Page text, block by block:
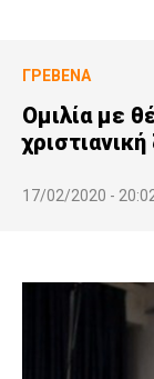
ΓΡΕΒΕΝΆ
Ομιλία με
17/02/2020 -